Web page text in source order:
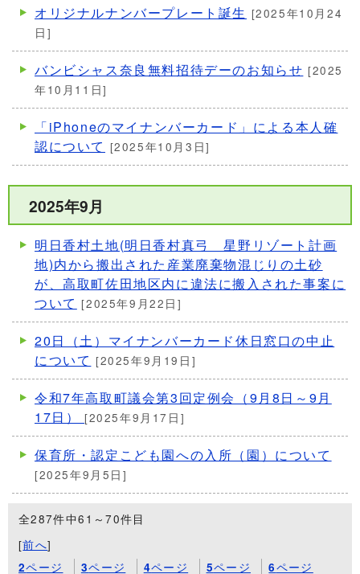
オリジナルナンバープレート誕生 [2025年10月24
日]
バンビシャス奈良無料招待デーのお知らせ [2025
年10月11日]
「iPhoneのマイナンバーカード」による本人確
認について [2025年10月3日]
2025年9月
明日香村土地(明日香村真弓 星野リゾート計画
地)内から搬出された産業廃棄物混じりの土砂
が、高取町佐田地区内に違法に搬入された事案に
ついて [2025年9月22日]
20日（土）マイナンバーカード休日窓口の中止
について [2025年9月19日]
令和7年高取町議会第3回定例会（9月8日～9月
17日） [2025年9月17日]
保育所・認定こども園への入所（園）について
[2025年9月5日]
全287件中61～70件目
[前へ]
2ページ 3ページ 4ページ 5ページ 6ページ